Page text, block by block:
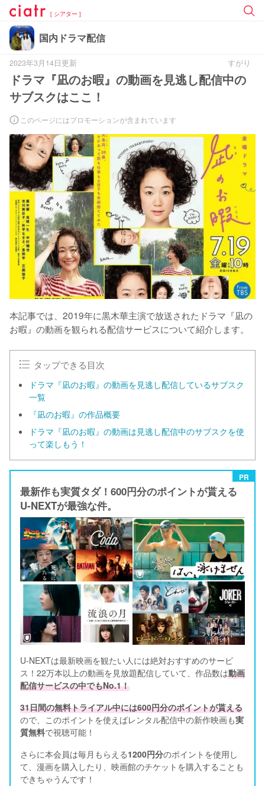
[ シアター ]
国内ドラマ配信
2023年3月14日更新 すがり
ドラマ『凪のお暇』の動画を見逃し配信中の
サブスクはここ！
このページにはプロモーションが含まれています
本記事では、2019年に黒木華主演で放送されたドラマ『凪の
お暇』の動画を観られる配信サービスについて紹介します。
タップできる目次
ドラマ『凪のお暇』の動画を見逃し配信しているサブスク
一覧
『凪のお暇』の作品概要
ドラマ『凪のお暇』の動画は見逃し配信中のサブスクを使
って楽しもう！
PR
最新作も実質タダ！600円分のポイントが貰える
U-NEXTが最強な件。
U-NEXTは最新映画を観たい人には絶対おすすめのサービ
ス！22万本以上の動画を見放題配信していて、作品数は動画
配信サービスの中でもNo.1！
31日間の無料トライアル中には600円分のポイントが貰える
ので、このポイントを使えばレンタル配信中の新作映画も実
質無料で視聴可能！
さらに本会員は毎月もらえる1200円分のポイントを使用し
て、漫画を購入したり、映画館のチケットを購入することも
できちゃうんです！